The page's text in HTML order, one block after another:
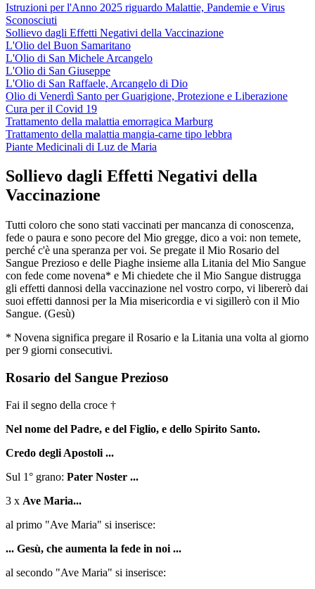
Istruzioni per l'Anno 2025 riguardo Malattie, Pandemie e Virus
Sconosciuti
Sollievo dagli Effetti Negativi della Vaccinazione
L'Olio del Buon Samaritano
L'Olio di San Michele Arcangelo
L'Olio di San Giuseppe
L'Olio di San Raffaele, Arcangelo di Dio
Olio di Venerdì Santo per Guarigione, Protezione e Liberazione
Cura per il Covid 19
Trattamento della malattia emorragica Marburg
Trattamento della malattia mangia-carne tipo lebbra
Piante Medicinali di Luz de Maria
Sollievo dagli Effetti Negativi della
Vaccinazione
Tutti coloro che sono stati vaccinati per mancanza di conoscenza,
fede o paura e sono pecore del Mio gregge, dico a voi: non temete,
perché c'è una speranza per voi. Se pregate il Mio Rosario del
Sangue Prezioso e delle Piaghe insieme alla Litania del Mio Sangue
con fede come novena* e Mi chiedete che il Mio Sangue distrugga
gli effetti dannosi della vaccinazione nel vostro corpo, vi libererò dai
suoi effetti dannosi per la Mia misericordia e vi sigillerò con il Mio
Sangue. (Gesù)
* Novena significa pregare il Rosario e la Litania una volta al giorno
per 9 giorni consecutivi.
Rosario del Sangue Prezioso
Fai il segno della croce †
Nel nome del Padre, e del Figlio, e dello Spirito Santo.
Credo degli Apostoli ...
Sul 1° grano: Pater Noster ...
3 x Ave Maria...
al primo "Ave Maria" si inserisce:
... Gesù, che aumenta la fede in noi ...
al secondo "Ave Maria" si inserisce: